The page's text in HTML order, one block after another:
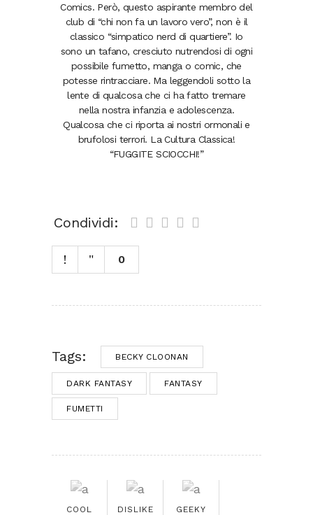
Comics. Però, questo aspirante membro del
club di “chi non fa un lavoro vero”, non è il
classico “simpatico nerd di quartiere”. Io
sono un tafano, cresciuto nutrendosi di ogni
possibile fumetto, manga o comic, che
potesse rintracciare. Ma leggendoli sotto la
lente di qualcosa che ci ha fatto tremare
nella nostra infanzia e adolescenza.
Qualcosa che ci riporta ai nostri ormonali e
brufolosi terrori. La Cultura Classica!
“FUGGITE SCIOCCHI!”
Condividi:
0
Tags: BECKY CLOONAN
DARK FANTASY FANTASY
FUMETTI
COOL
DISLIKE
GEEKY